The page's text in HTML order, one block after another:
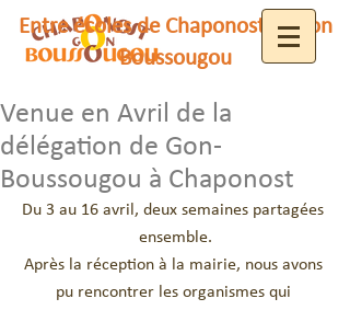
Entre écoles de Chaponost et Gon
Boussougou
Venue en Avril de la
délégation de Gon-
Boussougou à Chaponost
Du 3 au 16 avril, deux semaines partagées
ensemble.
Après la réception à la mairie, nous avons
pu rencontrer les organismes qui